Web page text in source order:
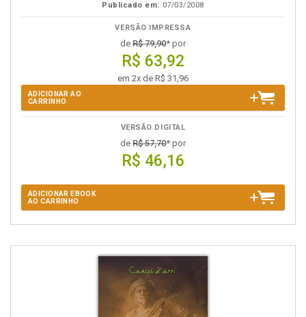
Publicado em: 07/03/2008
VERSÃO IMPRESSA
de R$ 79,90* por
R$ 63,92
em 2x de R$ 31,96
ADICIONAR AO
CARRINHO
VERSÃO DIGITAL
de R$ 57,70* por
R$ 46,16
ADICIONAR EBOOK
AO CARRINHO